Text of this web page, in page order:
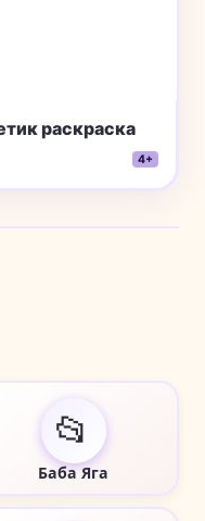
раскраска
4+
📂
Баба Яга